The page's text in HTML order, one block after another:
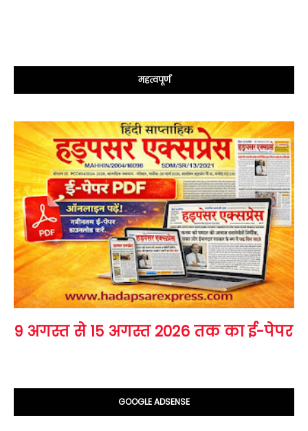
महत्वपूर्ण
9 अगस्त से 15 अगस्त 2026 तक का ई-पेपर
GOOGLE ADSENSE